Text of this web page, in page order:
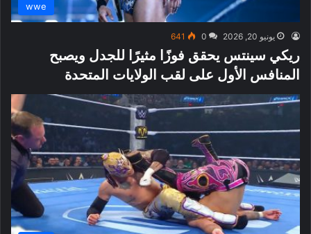
wwe
يونيو 20, 2026 0
641
ريكي سينتس يحقق فوزًا مثيرًا للجدل ويصبح
المنافس الأول على لقب الولايات المتحدة